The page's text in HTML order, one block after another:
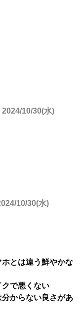
2024/10/30(水)
10/30(水)
とは違う鮮やかな
で悪くない
からない良さがあ